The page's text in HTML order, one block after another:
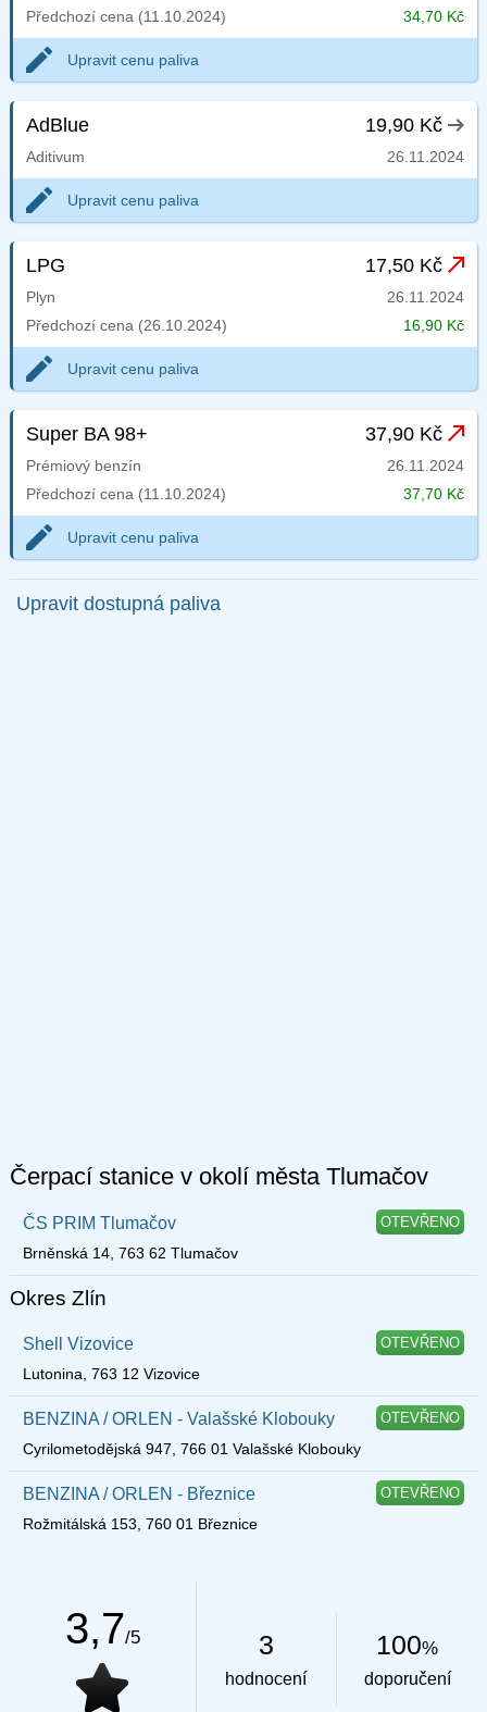
Předchozí cena (11.10.2024)
34,70 Kč
Upravit cenu paliva
AdBlue 19,90 Kč
Aditivum 26.11.2024
Upravit cenu paliva
LPG 17,50 Kč
Plyn
26.11.2024
Předchozí cena (26.10.2024)
16,90 Kč
Upravit cenu paliva
Super BA 98+ 37,90 Kč
Prémiový benzín
26.11.2024
Předchozí cena (11.10.2024)
37,70 Kč
Upravit cenu paliva
Upravit dostupná paliva
Čerpací stanice v okolí města Tlumačov
ČS PRIM Tlumačov OTEVŘENO
Brněnská 14, 763 62 Tlumačov
Okres Zlín
Shell Vizovice OTEVŘENO
Lutonina, 763 12 Vizovice
BENZINA / ORLEN - Valašské Klobouky OTEVŘENO
Cyrilometodějská 947, 766 01 Valašské Klobouky
BENZINA / ORLEN - Březnice OTEVŘENO
Rožmitálská 153, 760 01 Březnice
3,7/5 3
hodnocení
100%
doporučení